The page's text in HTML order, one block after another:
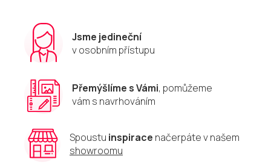
Jsme jedineční
v osobním přístupu
Přemýšlíme s Vámi, pomůžeme
vám s navrhováním
Spoustu inspirace načerpáte v našem
showroomu